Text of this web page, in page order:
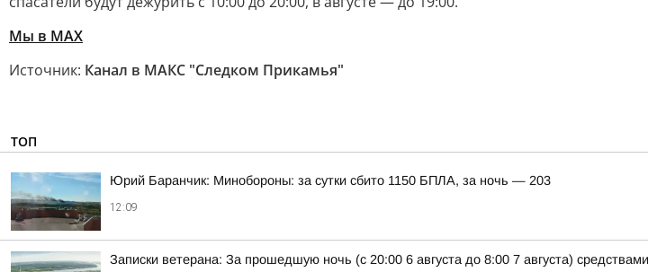
Мы в МАХ
Источник: Канал в МАКС "Следком Прикамья"
ТОП
Юрий Баранчик: Минобороны: за сутки сбито 1150 БПЛА, за ночь — 203
12:09
Записки ветерана: За прошедшую ночь (с 20:00 6 августа до 8:00 7 августа)